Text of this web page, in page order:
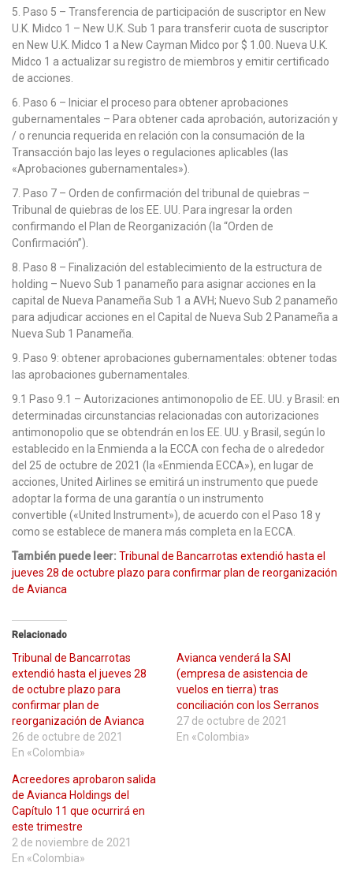
5. Paso 5 – Transferencia de participación de suscriptor en New
U.K. Midco 1 – New U.K. Sub 1 para transferir cuota de suscriptor
en New U.K. Midco 1 a New Cayman Midco por $ 1.00. Nueva U.K.
Midco 1 a actualizar su registro de miembros y emitir certificado
de acciones.
6. Paso 6 – Iniciar el proceso para obtener aprobaciones
gubernamentales – Para obtener cada aprobación, autorización y
/ o renuncia requerida en relación con la consumación de la
Transacción bajo las leyes o regulaciones aplicables (las
«Aprobaciones gubernamentales»).
7. Paso 7 – Orden de confirmación del tribunal de quiebras –
Tribunal de quiebras de los EE. UU. Para ingresar la orden
confirmando el Plan de Reorganización (la “Orden de
Confirmación”).
8. Paso 8 – Finalización del establecimiento de la estructura de
holding – Nuevo Sub 1 panameño para asignar acciones en la
capital de Nueva Panameña Sub 1 a AVH; Nuevo Sub 2 panameño
para adjudicar acciones en el Capital de Nueva Sub 2 Panameña a
Nueva Sub 1 Panameña.
9. Paso 9: obtener aprobaciones gubernamentales: obtener todas
las aprobaciones gubernamentales.
9.1 Paso 9.1 – Autorizaciones antimonopolio de EE. UU. y Brasil: en
determinadas circunstancias relacionadas con autorizaciones
antimonopolio que se obtendrán en los EE. UU. y Brasil, según lo
establecido en la Enmienda a la ECCA con fecha de o alrededor
del 25 de octubre de 2021 (la «Enmienda ECCA»), en lugar de
acciones, United Airlines se emitirá un instrumento que puede
adoptar la forma de una garantía o un instrumento
convertible («United Instrument»), de acuerdo con el Paso 18 y
como se establece de manera más completa en la ECCA.
También puede leer: Tribunal de Bancarrotas extendió hasta el
jueves 28 de octubre plazo para confirmar plan de reorganización
de Avianca
Relacionado
Tribunal de Bancarrotas
extendió hasta el jueves 28
de octubre plazo para
confirmar plan de
reorganización de Avianca
26 de octubre de 2021
En «Colombia»
Avianca venderá la SAI
(empresa de asistencia de
vuelos en tierra) tras
conciliación con los Serranos
27 de octubre de 2021
En «Colombia»
Acreedores aprobaron salida
de Avianca Holdings del
Capítulo 11 que ocurrirá en
este trimestre
2 de noviembre de 2021
En «Colombia»